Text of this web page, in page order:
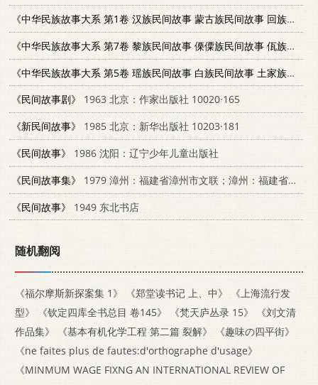
《中华民族故事大系 第1卷 汉族民间故事 蒙古族民间故事 回族民间故事》
《中华民族故事大系 第7卷 黎族民间故事 傈僳族民间故事 佤族民间故事》
《中华民族故事大系 第5卷 瑶族民间故事 白族民间故事 土家族民间故事》
《民间故事剧》
1963 北京：作家出版社 10020·165
《新民间故事》
1985 北京：新华出版社 10203·181
《民间故事》
1986 沈阳：辽宁少年儿童出版社
《民间故事集》
1979 漳州：福建省漳州市文联；漳州：福建省漳州市文化馆
《民间故事》
1949 东北书店
随机翻阅
《福尔摩斯新探案集 1》 《郑堂读书记 上、中》
《上海流行发
型》
《钦定四库全书总目 卷145》 《梵天庐丛录 15》
《刘文清
作品集》
《基本有机化学工程 第二篇 裂解》
《趣味の四平街》
《ne faites plus de fautes:d'orthographe d'usage》
《MINMUM WAGE FIXNG AN INTERNATIONAL REVIEW OF